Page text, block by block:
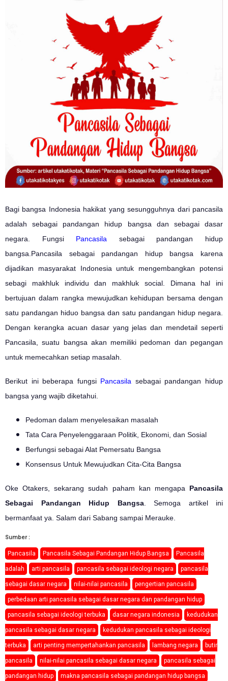
Bagi bangsa Indonesia hakikat yang sesungguhnya dari pancasila
adalah sebagai pandangan hidup bangsa dan sebagai dasar
negara. Fungsi Pancasila sebagai pandangan hidup
bangsa.Pancasila sebagai pandangan hidup bangsa karena
dijadikan masyarakat Indonesia untuk mengembangkan potensi
sebagi makhluk individu dan makhluk social. Dimana hal ini
bertujuan dalam rangka mewujudkan kehidupan bersama dengan
satu pandangan hiduo bangsa dan satu pandangan hidup negara.
Dengan kerangka acuan dasar yang jelas dan mendetail seperti
Pancasila, suatu bangsa akan memiliki pedoman dan pegangan
untuk memecahkan setiap masalah.
Berikut ini beberapa fungsi Pancasila sebagai pandangan hidup
bangsa yang wajib diketahui.
Pedoman dalam menyelesaikan masalah
Tata Cara Penyelenggaraan Politik, Ekonomi, dan Sosial
Berfungsi sebagai Alat Pemersatu Bangsa
Konsensus Untuk Mewujudkan Cita-Cita Bangsa
Oke Otakers, sekarang sudah paham kan mengapa Pancasila
Sebagai Pandangan Hidup Bangsa. Semoga artikel ini
bermanfaat ya. Salam dari Sabang sampai Merauke.
Sumber :
Pancasila Pancasila Sebagai Pandangan Hidup Bangsa Pancasila
adalah arti pancasila pancasila sebagai ideologi negara pancasila
sebagai dasar negara nilai-nilai pancasila pengertian pancasila
perbedaan arti pancasila sebagai dasar negara dan pandangan hidup
pancasila sebagai ideologi terbuka dasar negara indonesia kedudukan
pancasila sebagai dasar negara kedudukan pancasila sebagai ideologi
terbuka arti penting mempertahankan pancasila lambang negara butir
pancasila nilai-nilai pancasila sebagai dasar negara pancasila sebagai
pandangan hidup makna pancasila sebagai pandangan hidup bangsa